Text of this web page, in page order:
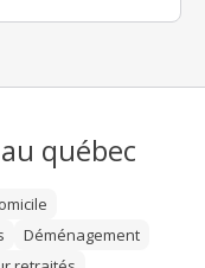
québec
Déménagement